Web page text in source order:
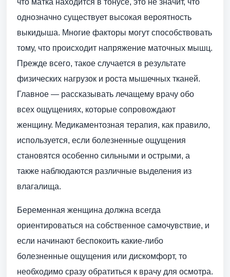
однозначно существует высокая вероятность
выкидыша. Многие факторы могут способствовать
тому, что происходит напряжение маточных мышц.
Прежде всего, такое случается в результате
физических нагрузок и роста мышечных тканей.
Главное — рассказывать лечащему врачу обо
всех ощущениях, которые сопровождают
женщину. Медикаментозная терапия, как правило,
используется, если болезненные ощущения
становятся особенно сильными и острыми, а
также наблюдаются различные выделения из
влагалища.
Беременная женщина должна всегда
ориентироваться на собственное самочувствие, и
если начинают беспокоить какие-либо
болезненные ощущения или дискомфорт, то
необходимо сразу обратиться к врачу для осмотра.